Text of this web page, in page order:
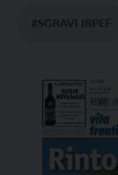
#SGRAVI IRPEF